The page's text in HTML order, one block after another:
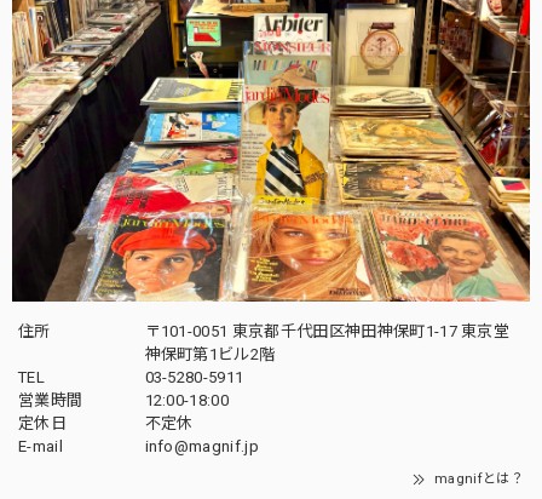
住所
〒101-0051 東京都千代田区神田神保町1-17 東京堂
神保町第1ビル2階
TEL
03-5280-5911
営業時間
12:00-18:00
定休日
不定休
E-mail
info@magnif.jp
magnifとは？